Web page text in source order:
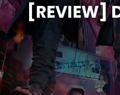
[REVIEW]